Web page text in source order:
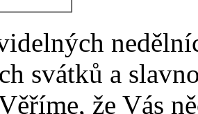
svátků a
že Vás